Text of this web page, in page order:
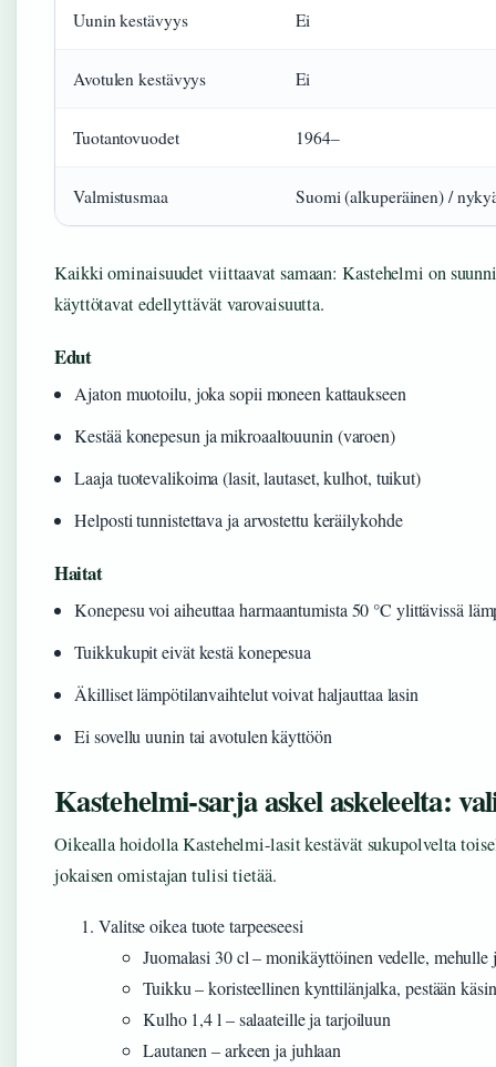
Uunin kestävyys Ei
Avotulen kestävyys Ei
Tuotantovuodet 1964–
Valmistusmaa Suomi (alkuperäinen) /
Kaikki ominaisuudet viittaavat samaan: Kastehelmi on
käyttötavat edellyttävät varovaisuutta.
Edut
Ajaton muotoilu, joka sopii moneen kattaukseen
Kestää konepesun ja mikroaaltouunin (varoen)
Laaja tuotevalikoima (lasit, lautaset, kulhot, tuikut)
Helposti tunnistettava ja arvostettu keräilykohde
Haitat
Konepesu voi aiheuttaa harmaantumista 50 °C ylittävissä
Tuikkukupit eivät kestä konepesua
Äkilliset lämpötilanvaihtelut voivat haljauttaa lasin
Ei sovellu uunin tai avotulen käyttöön
Kastehelmi-sarja askel askeleelta:
Oikealla hoidolla Kastehelmi-lasit kestävät sukupolvelta
jokaisen omistajan tulisi tietää.
Valitse oikea tuote tarpeeseesi
Juomalasi 30 cl – monikäyttöinen vedelle, mehulle
Tuikku – koristeellinen kynttilänjalka, pestään käsin
Kulho 1,4 l – salaateille ja tarjoiluun
Lautanen – arkeen ja juhlaan